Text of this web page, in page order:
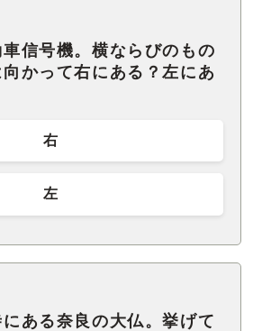
信号機。横ならびのもの
かって右にある？左にあ
右
左
ある奈良の大仏。挙げて